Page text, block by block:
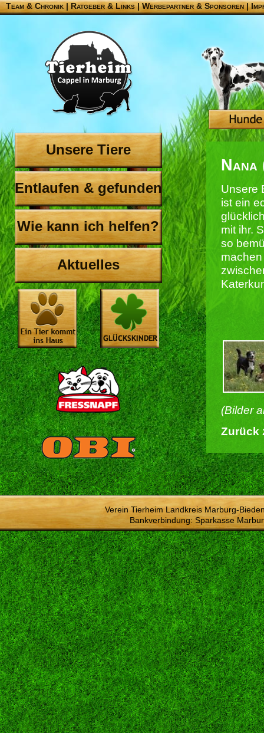
Team & Chronik |Ratgeber & Links|Werbepartner & Sponsoren|
Unsere Tiere
Entlaufen & gefunden
Wie kann ich helfen?
Aktuelles
Unsere
ist ein
mit ihr.
so
(Bilder
Zurück
Verein Tierheim Landkreis Marburg-
Bankverbindung: Sparkasse